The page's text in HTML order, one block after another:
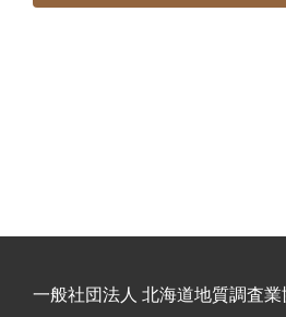
一般社団法人 北海道地質調査業